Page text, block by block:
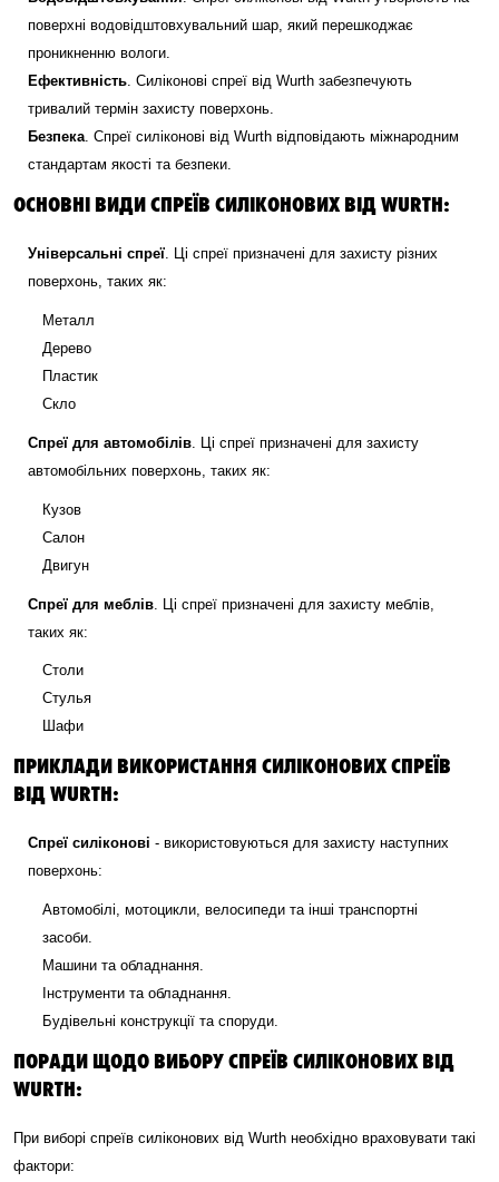
поверхні водовідштовхувальний шар, який перешкоджає
проникненню вологи.
Ефективність. Силіконові спреї від Wurth забезпечують
тривалий термін захисту поверхонь.
Безпека. Спреї силіконові від Wurth відповідають міжнародним
стандартам якості та безпеки.
ОСНОВНІ ВИДИ СПРЕЇВ СИЛІКОНОВИХ ВІД WURTH:
Універсальні спреї. Ці спреї призначені для захисту різних
поверхонь, таких як:
Металл
Дерево
Пластик
Скло
Спреї для автомобілів . Ці спреї призначені для захисту
автомобільних поверхонь, таких як:
Кузов
Салон
Двигун
Спреї для меблів . Ці спреї призначені для захисту меблів,
таких як:
Столи
Стулья
Шафи
ПРИКЛАДИ ВИКОРИСТАННЯ СИЛІКОНОВИХ СПРЕЇВ
ВІД WURTH:
Спреї силіконові - використовуються для захисту наступних
поверхонь:
Автомобілі, мотоцикли, велосипеди та інші транспортні
засоби.
Машини та обладнання.
Інструменти та обладнання.
Будівельні конструкції та споруди.
ПОРАДИ ЩОДО ВИБОРУ СПРЕЇВ СИЛІКОНОВИХ ВІД
WURTH:
При виборі спреїв силіконових від Wurth необхідно враховувати такі
фактори: